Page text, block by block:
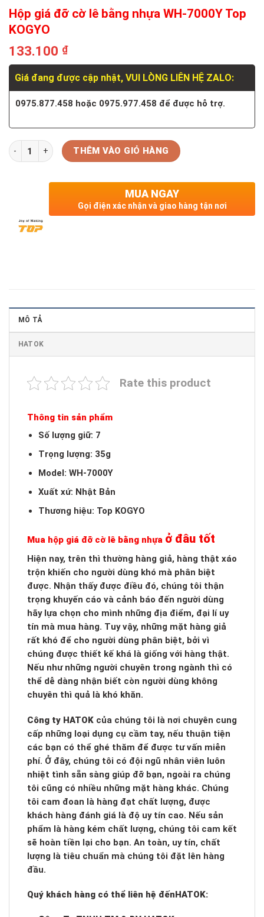
Hộp giá đỡ cờ lê bằng nhựa WH-7000Y Top
KOGYO
133.100 ₫
Giá đang được cập nhật, VUI LÒNG LIÊN HỆ ZALO:
0975.877.458 hoặc 0975.977.458 để được hỗ trợ.
Số lượng THÊM VÀO GIỎ HÀNG
MUA NGAY
Gọi điện xác nhận và giao hàng tận nơi
MÔ TẢ
HATOK
Rate this product
Thông tin sản phẩm
Số lượng giữ: 7
Trọng lượng: 35g
Model: WH-7000Y
Xuất xứ: Nhật Bản
Thương hiệu: Top KOGYO
Mua hộp giá đỡ cờ lê bằng nhựa ở đâu tốt
Hiện nay, trên thì thường hàng giả, hàng thật xáo
trộn khiến cho người dùng khó mà phân biệt
được. Nhận thấy được điều đó, chúng tôi thận
trọng khuyến cáo và cảnh báo đến người dùng
hãy lựa chọn cho mình những địa điểm, đại lí uy
tín mà mua hàng. Tuy vậy, những mặt hàng giả
rất khó để cho người dùng phân biệt, bởi vì
chúng được thiết kế khá là giống với hàng thật.
Nếu như những người chuyên trong ngành thì có
thể dễ dàng nhận biết còn người dùng không
chuyên thì quả là khó khăn.
Công ty HATOK của chúng tôi là nơi chuyên cung
cấp những loại dụng cụ cầm tay, nếu thuận tiện
các bạn có thể ghé thăm để được tư vấn miễn
phí. Ở đây, chúng tôi có đội ngũ nhân viên luôn
nhiệt tình sẵn sàng giúp đỡ bạn, ngoài ra chúng
tôi cũng có nhiều những mặt hàng khác. Chúng
tôi cam đoan là hàng đạt chất lượng, được
khách hàng đánh giá là độ uy tín cao. Nếu sản
phẩm là hàng kém chất lượng, chúng tôi cam kết
sẽ hoàn tiền lại cho bạn. An toàn, uy tín, chất
lượng là tiêu chuẩn mà chúng tôi đặt lên hàng
đầu.
Quý khách hàng có thể liên hệ đếnHATOK: